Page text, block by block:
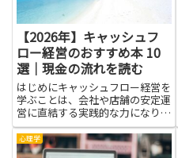
【2026年】キャッシュフ
ロー経営のおすすめ本 10
選｜現金の流れを読む
はじめにキャッシュフロー経営を
学ぶことは、会社や店舗の安定運
営に直結する実践的な力になりま
す。現金の流れを読む力が身につ
けば、入金と出金のタイミングを
正しく把握して資金繰りを改善
心理学